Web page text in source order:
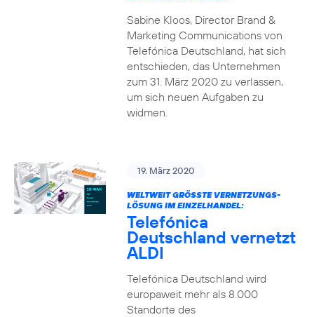
Sabine Kloos, Director Brand &
Marketing Communications von
Telefónica Deutschland, hat sich
entschieden, das Unternehmen
zum 31. März 2020 zu verlassen,
um sich neuen Aufgaben zu
widmen.
19. März 2020
WELTWEIT GRÖSSTE VERNETZUNGS-L
ÖSUNG IM EINZELHANDEL:
Telefónica
Deutschland vernetzt
ALDI
Telefónica Deutschland wird
europaweit mehr als 8.000
Standorte des